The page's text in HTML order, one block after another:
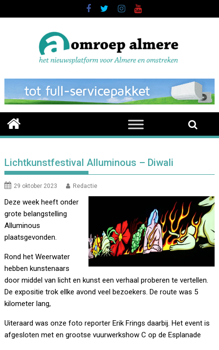
to
Lichtkunstfestival Alluminous – Diwali
29 oktober 2023 Redactie
Deze week heeft onder
grote belangstelling
Alluminous
plaatsgevonden.
Rond het Weerwater
hebben kunstenaars
door middel van licht en kunst een verhaal proberen te vertellen.
De expositie trok ellke avond veel bezoekers. De route was 5
kilometer lang,
Uiteraard was onze foto reporter Erik Frings daarbij. Het event is
afgesloten met en grootse vuurwerkshow C op de Esplanade